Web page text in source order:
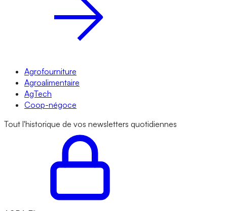
Agrofourniture
Agroalimentaire
AgTech
Coop-négoce
Tout l'historique de vos newsletters quotidiennes